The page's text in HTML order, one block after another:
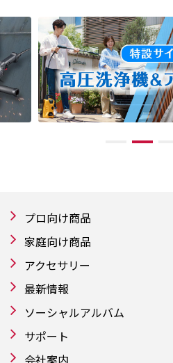
プロ向け商品
家庭向け商品
アクセサリー
最新情報
ソーシャルアルバム
サポート